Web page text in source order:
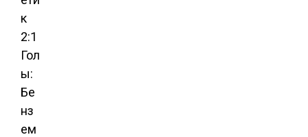
к
2:1
Гол
ы:
Бе
нз
ем